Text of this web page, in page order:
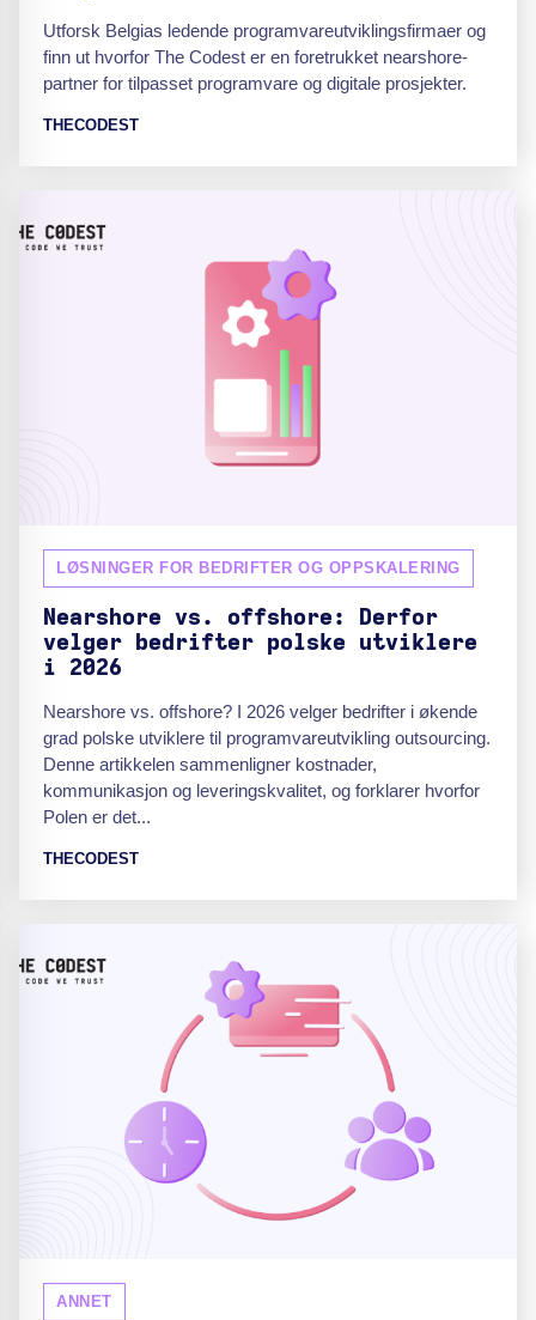
Utforsk Belgias ledende programvareutviklingsfirmaer og
finn ut hvorfor The Codest er en foretrukket nearshore-
partner for tilpasset programvare og digitale prosjekter.
THECODEST
LØSNINGER FOR BEDRIFTER OG OPPSKALERING
Nearshore vs. offshore: Derfor
velger bedrifter polske utviklere
i 2026
Nearshore vs. offshore? I 2026 velger bedrifter i økende
grad polske utviklere til programvareutvikling outsourcing.
Denne artikkelen sammenligner kostnader,
kommunikasjon og leveringskvalitet, og forklarer hvorfor
Polen er det...
THECODEST
ANNET